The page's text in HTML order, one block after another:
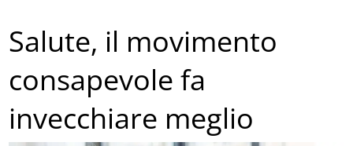
Salute, il movimento
consapevole fa
invecchiare meglio